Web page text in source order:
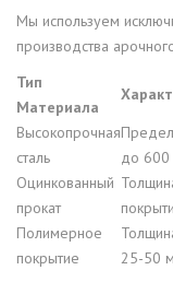
Мы используем
производства
Тип
Материала
Высокопрочная
сталь
до
Оцинкованный
прокат
Полимерное
покрытие
25-50